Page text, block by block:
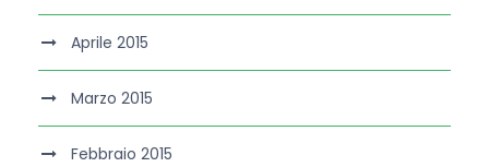
Aprile 2015
Marzo 2015
Febbraio 2015